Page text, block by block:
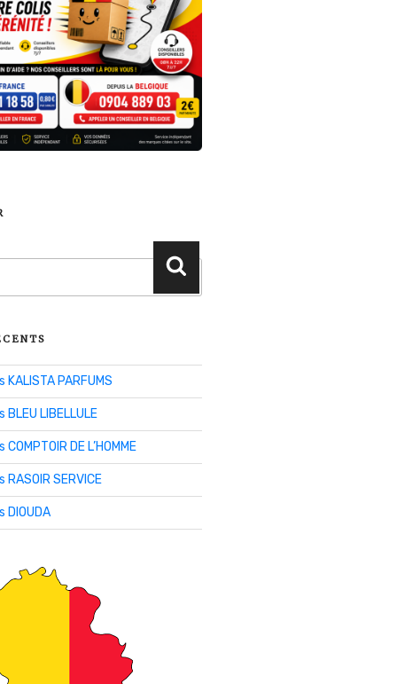
Recherche
PARFUMS
LIBELLULE
DE L’HOMME
SERVICE
DIOUDA